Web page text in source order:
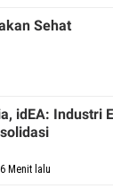
Sehat
idEA: Industri
Menit lalu